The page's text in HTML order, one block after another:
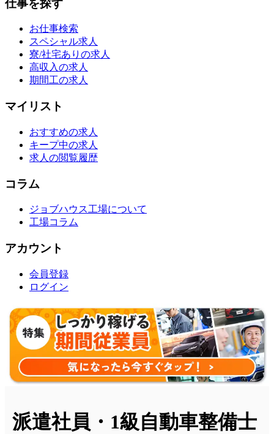
仕事を探す
お仕事検索
スペシャル求人
寮/社宅ありの求人
高収入の求人
期間工の求人
マイリスト
おすすめの求人
キープ中の求人
求人の閲覧履歴
コラム
ジョブハウス工場について
工場コラム
アカウント
会員登録
ログイン
派遣社員・1級自動車整備士